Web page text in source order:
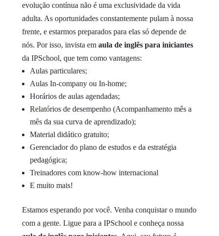
evolução contínua não é uma exclusividade da vida
adulta. As oportunidades constantemente pulam à nossa
frente, e estarmos preparados para elas só depende de
nós. Por isso, invista em aula de inglês para iniciantes
da IPSchool, que tem como vantagens:
Aulas particulares;
Aulas In-company ou In-home;
Horários de aulas agendadas;
Relatórios de desempenho (Acompanhamento mês a
mês da sua curva de aprendizado);
Material didático gratuito;
Gerenciador do plano de estudos e da estratégia
pedagógica;
Treinadores com know-how internacional
E muito mais!
Estamos esperando por você. Venha conquistar o mundo
com a gente. Ligue para a IPSchool e conheça nossa